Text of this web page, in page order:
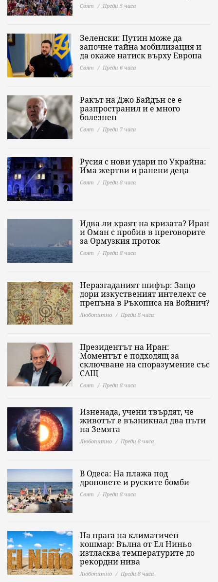
Свят Преди 5 часа
Зеленски: Путин може да
започне тайна мобилизация и
да окаже натиск върху Европа
Свят Преди 6 часа
Ракът на Джо Байдън се е
разпространил и е много
болезнен
Свят Преди 7 часа
Русия с нови удари по Украйна:
Има жертви и ранени деца
Свят Преди 8 часа
Идва ли краят на кризата? Иран
и Оман с пробив в преговорите
за Ормузкия проток
Свят Преди 8 часа
Неразгаданият шифър: Защо
дори изкуственият интелект се
препъна в Ръкописа на Войнич?
Любопитно Преди 8 часа
Президентът на Иран:
Моментът е подходящ за
сключване на споразумение със
САЩ
Свят Преди 8 часа
Изненада, учени твърдят, че
животът е възникнал два пъти
на Земята
Любопитно Преди 8 часа
В Одеса: На плажа под
дроновете и руските бомби
Свят Преди 8 часа
На прага на климатичен
кошмар: Вълна от Ел Ниньо
изтласква температурите до
рекордни нива
Любопитно Преди 8 часа